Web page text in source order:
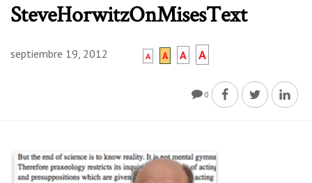
SteveHorwitzOnMisesText
septiembre 19, 2012 A A A A
0